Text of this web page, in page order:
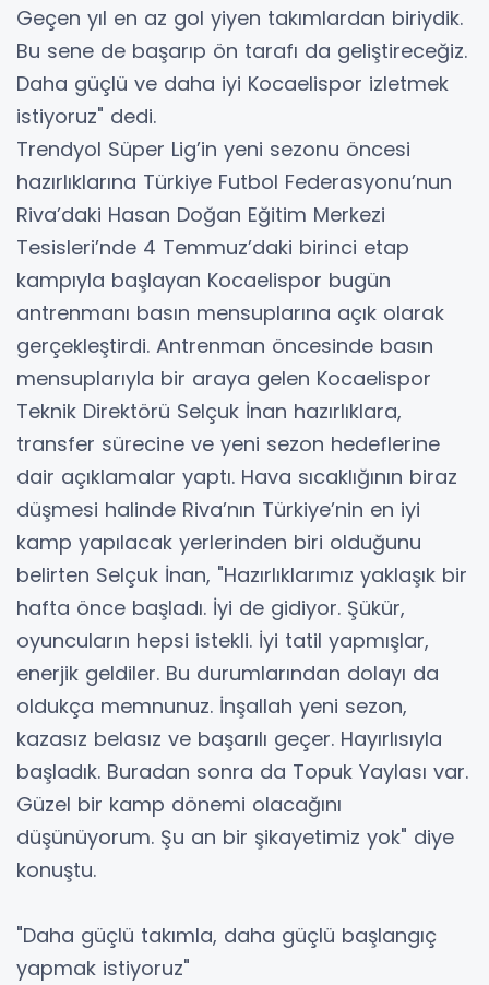
Geçen yıl en az gol yiyen takımlardan biriydik.
Bu sene de başarıp ön tarafı da geliştireceğiz.
Daha güçlü ve daha iyi Kocaelispor izletmek
istiyoruz" dedi.
Trendyol Süper Lig’in yeni sezonu öncesi
hazırlıklarına Türkiye Futbol Federasyonu’nun
Riva’daki Hasan Doğan Eğitim Merkezi
Tesisleri’nde 4 Temmuz’daki birinci etap
kampıyla başlayan Kocaelispor bugün
antrenmanı basın mensuplarına açık olarak
gerçekleştirdi. Antrenman öncesinde basın
mensuplarıyla bir araya gelen Kocaelispor
Teknik Direktörü Selçuk İnan hazırlıklara,
transfer sürecine ve yeni sezon hedeflerine
dair açıklamalar yaptı. Hava sıcaklığının biraz
düşmesi halinde Riva’nın Türkiye’nin en iyi
kamp yapılacak yerlerinden biri olduğunu
belirten Selçuk İnan, "Hazırlıklarımız yaklaşık bir
hafta önce başladı. İyi de gidiyor. Şükür,
oyuncuların hepsi istekli. İyi tatil yapmışlar,
enerjik geldiler. Bu durumlarından dolayı da
oldukça memnunuz. İnşallah yeni sezon,
kazasız belasız ve başarılı geçer. Hayırlısıyla
başladık. Buradan sonra da Topuk Yaylası var.
Güzel bir kamp dönemi olacağını
düşünüyorum. Şu an bir şikayetimiz yok" diye
konuştu.
"Daha güçlü takımla, daha güçlü başlangıç
yapmak istiyoruz"